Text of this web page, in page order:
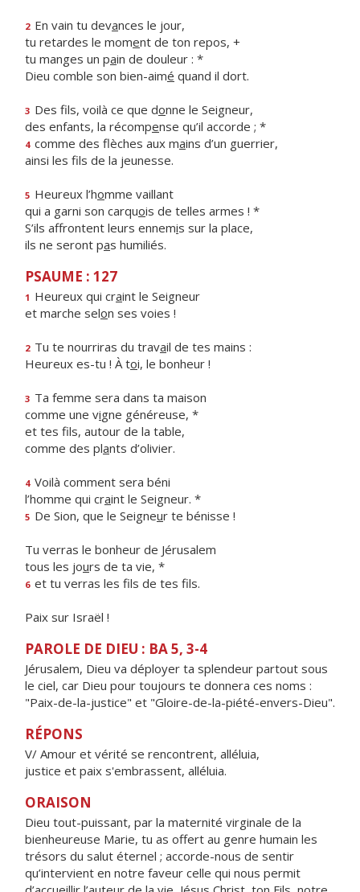
2 En vain tu devances le jour,
tu retardes le moment de ton repos, +
tu manges un pain de douleur : *
Dieu comble son bien-aimé quand il dort.
3 Des fils, voilà ce que donne le Seigneur,
des enfants, la récompense qu’il accorde ; *
4 comme des flèches aux mains d’un guerrier,
ainsi les fls de la jeunesse.
5 Heureux l’homme vaillant
qui a garni son carquois de telles armes ! *
S’ils affrontent leurs ennemis sur la place,
ils ne seront pas humiliés.
PSAUME : 127
1 Heureux qui craint le Seigneur
et marche selon ses voies !
2 Tu te nourriras du travail de tes mains :
Heureux es-tu ! À toi, le bonheur !
3 Ta femme sera dans ta maison
comme une vigne généreuse, *
et tes fils, autour de la table,
comme des plants d’olivier.
4 Voilà comment sera béni
l’homme qui craint le Seigneur. *
5 De Sion, que le Seigneur te bénisse !
Tu verras le bonheur de Jérusalem
tous les jours de ta vie, *
6 et tu verras les fls de tes fils.
Paix sur Israël !
PAROLE DE DIEU : BA 5, 3-4
Jérusalem, Dieu va déployer ta splendeur partout sous
le ciel, car Dieu pour toujours te donnera ces noms :
"Paix-de-la-justice" et "Gloire-de-la-piété-envers-Dieu".
RÉPONS
V/ Amour et vérité se rencontrent, alléluia,
justice et paix s'embrassent, alléluia.
ORAISON
Dieu tout-puissant, par la maternité virginale de la
bienheureuse Marie, tu as offert au genre humain les
trésors du salut éternel ; accorde-nous de sentir
qu’intervient en notre faveur celle qui nous permit